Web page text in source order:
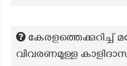
കേരളത്തെക്കുറിച്ച്
വിവരണമുള്ള